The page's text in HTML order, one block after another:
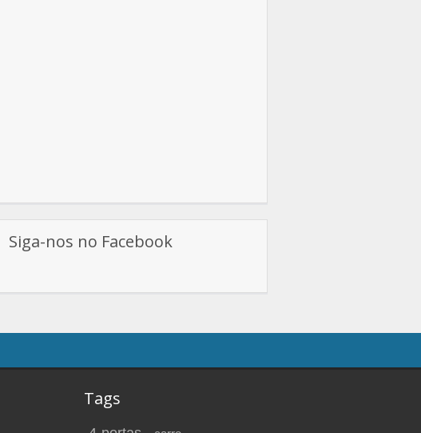
Siga-nos no Facebook
Tags